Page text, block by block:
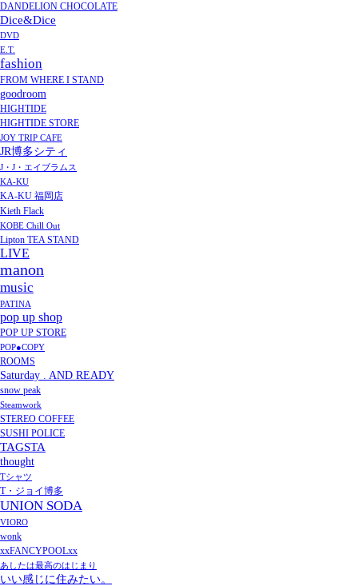
DANDELION CHOCOLATE
Dice&Dice
DVD
E.T.
fashion
FROM WHERE I STAND
goodroom
HIGHTIDE
HIGHTIDE STORE
JOY TRIP CAFE
JR博多シティ
J・J・エイブラムス
KA-KU
KA-KU 福岡店
Kieth Flack
KOBE Chill Out
Lipton TEA STAND
LIVE
manon
music
PATINA
pop up shop
POP UP STORE
POP●COPY
ROOMS
Saturday . AND READY
snow peak
Steamwork
STEREO COFFEE
SUSHI POLICE
TAGSTA
thought
Tシャツ
T・ジョイ博多
UNION SODA
VIORO
wonk
xxFANCYPOOLxx
あしたは最高のはじまり
いい感じに住みたい。